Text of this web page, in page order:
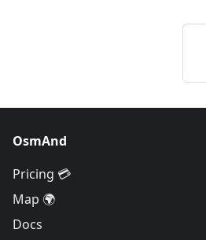
OsmAnd
Pricing 💳
Map 🌍
Docs